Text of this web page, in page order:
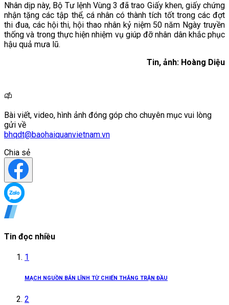
Nhân dịp này, Bộ Tư lệnh Vùng 3 đã trao Giấy khen, giấy chứng
nhận tặng các tập thể, cá nhân có thành tích tốt trong các đợt
thi đua, các hội thi, hội thao nhân kỷ niệm 50 năm Ngày truyền
thống và trong thực hiện nhiệm vụ giúp đỡ nhân dân khắc phục
hậu quả mưa lũ.
Tin, ảnh: Hoàng Diệu
Bài viết, video, hình ảnh đóng góp cho chuyên mục vui lòng
gửi về
bhqdt@baohaiquanvietnam.vn
Chia sẻ
Tin đọc nhiều
1
MẠCH NGUỒN BẢN LĨNH TỪ CHIẾN THẮNG TRẬN ĐẦU
2